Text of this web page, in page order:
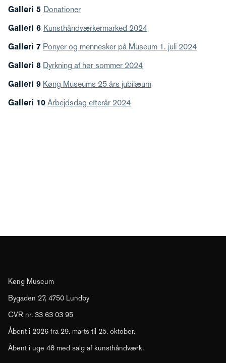
Galleri 5 Donationer
Galleri 6 Kunsthåndværkermarked 2024
Galleri 7 Ponyer og mennesker på Museum 1. juli 2024
Galleri 8 Dyrkning af hør sommer 2024
Galleri 9 Køng Museums 25 års jubilæum
Galleri 10 Arbejdsdag efterår 2024
Køng Museum
Bygaden 27, 4750 Lundby
CVR nr. 33 63 03 95
Åbent i 2026 fra 29. marts til 25. oktober.
Åbent i uge 48 med salg af kunsthåndværk.